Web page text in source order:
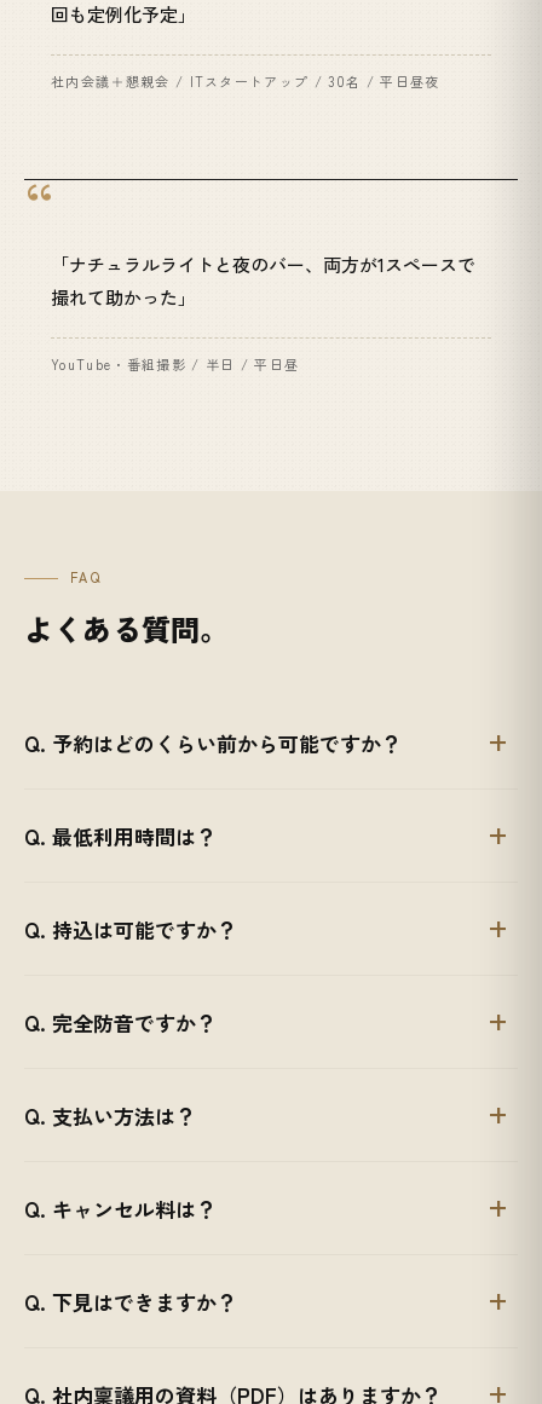
回も定例化予定」
社内会議＋懇親会 / ITスタートアップ / 30名 / 平日昼夜
「ナチュラルライトと夜のバー、両方が1スペースで
撮れて助かった」
YouTube・番組撮影 / 半日 / 平日昼
FAQ
よくある質問。
Q. 予約はどのくらい前から可能ですか？
Q. 最低利用時間は？
Q. 持込は可能ですか？
Q. 完全防音ですか？
Q. 支払い方法は？
Q. キャンセル料は？
Q. 下見はできますか？
Q. 社内稟議用の資料（PDF）はありますか？